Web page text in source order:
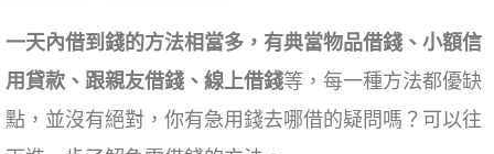
一天內借到錢的方法相當多，有典當物品借錢、小額信
用貸款、跟親友借錢、線上借錢等，每一種方法都優缺
點，並沒有絕對，你有急用錢去哪借的疑問嗎？可以往